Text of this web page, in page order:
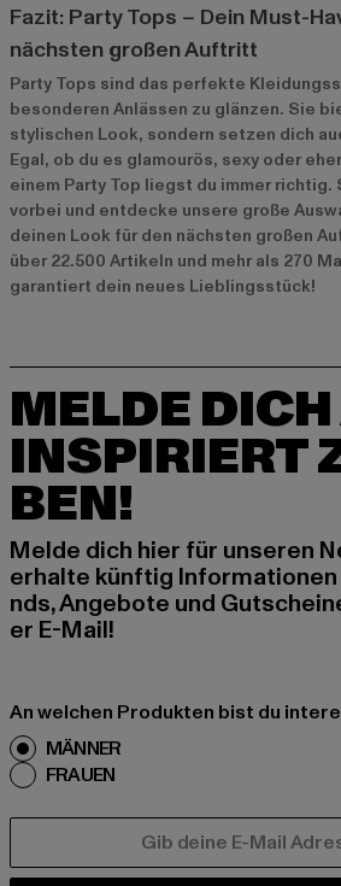
Fazit: Party Tops – Dein Must-
nächsten großen Auftritt
Party Tops sind das perfekte
besonderen Anlässen zu glänzen. Sie
stylischen Look, sondern setzen dich
Egal, ob du es glamourös, sexy oder
einem Party Top liegst du immer richtig.
vorbei und entdecke unsere große
deinen Look für den nächsten großen
über 22.500 Artikeln und mehr als 270
garantiert dein neues Lieblingsstück!
MELDE
INSPIRIERT
BEN!
Melde dich hier für unseren
erhalte künftig
nds, Angebote und
er E-Mail!
An welchen Produkten bist du
MÄNNER
FRAUEN